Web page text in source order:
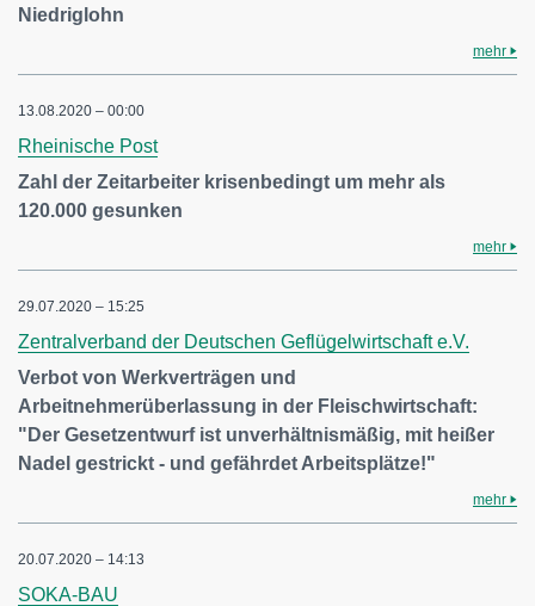
Niedriglohn
mehr
13.08.2020 – 00:00
Rheinische Post
Zahl der Zeitarbeiter krisenbedingt um mehr als
120.000 gesunken
mehr
29.07.2020 – 15:25
Zentralverband der Deutschen Geflügelwirtschaft e.V.
Verbot von Werkverträgen und
Arbeitnehmerüberlassung in der Fleischwirtschaft:
"Der Gesetzentwurf ist unverhältnismäßig, mit heißer
Nadel gestrickt - und gefährdet Arbeitsplätze!"
mehr
20.07.2020 – 14:13
SOKA-BAU